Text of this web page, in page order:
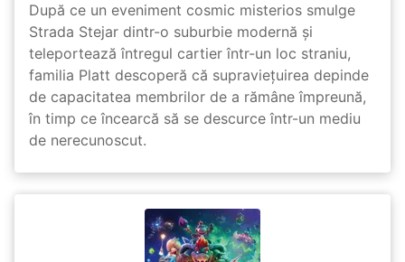
După ce un eveniment cosmic misterios smulge
Strada Stejar dintr-o suburbie modernă și
teleportează întregul cartier într-un loc straniu,
familia Platt descoperă că supraviețuirea depinde
de capacitatea membrilor de a rămâne împreună,
în timp ce încearcă să se descurce într-un mediu
de nerecunoscut.